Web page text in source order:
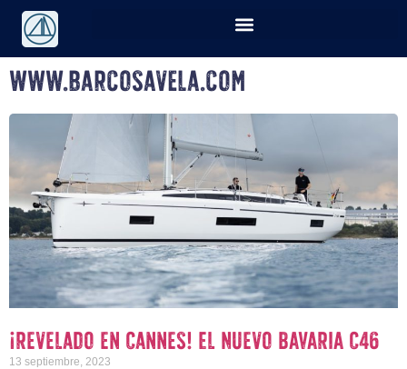
www.barcosavela.com
¡Revelado en Cannes! El Nuevo BAVARIA C46
13 septiembre, 2023